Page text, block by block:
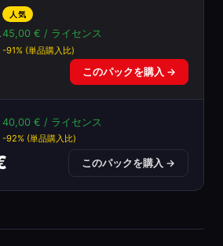
人気
45,00 € / ライセンス
-91% (単品購入比)
このパックを購入 →
40,00 € / ライセンス
-92% (単品購入比)
このパックを購入 →